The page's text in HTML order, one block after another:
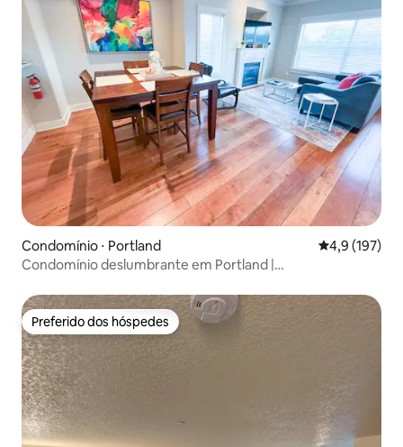
Condomínio ⋅ Portland 4,9 de uma
4,9 (197)
Condomínio deslumbrante em Portland |
Preferido dos hóspedes
Preferido dos hóspedes